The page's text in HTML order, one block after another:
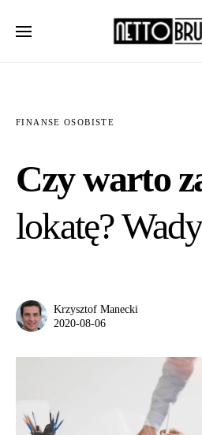
FINANSE OSOBISTE
Czy warto
lokatę?
Krzysztof Manecki
2020-08-06